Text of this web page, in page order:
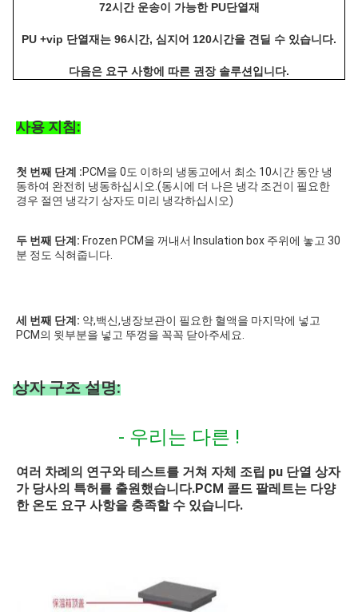
72시간 운송이 가능한 PU단열재
PU +vip 단열재는 96시간, 심지어 120시간을 견딜 수 있습니다.
다음은 요구 사항에 따른 권장 솔루션입니다.
사용 지침:
첫 번째 단계 :PCM을 0도 이하의 냉동고에서 최소 10시간 동안 냉
동하여 완전히 냉동하십시오.(동시에 더 나은 냉각 조건이 필요한
경우 절연 냉각기 상자도 미리 냉각하십시오)
두 번째 단계: Frozen PCM을 꺼내서 Insulation box 주위에 놓고 30
분 정도 식혀줍니다.
세 번째 단계: 약,백신,냉장보관이 필요한 혈액을 마지막에 넣고
PCM의 윗부분을 넣고 뚜껑을 꼭꼭 닫아주세요.
상자 구조 설명:
- 우리는 다른 !
여러 차례의 연구와 테스트를 거쳐 자체 조립 pu 단열 상자
가 당사의 특허를 출원했습니다.PCM 콜드 팔레트는 다양
한 온도 요구 사항을 충족할 수 있습니다.